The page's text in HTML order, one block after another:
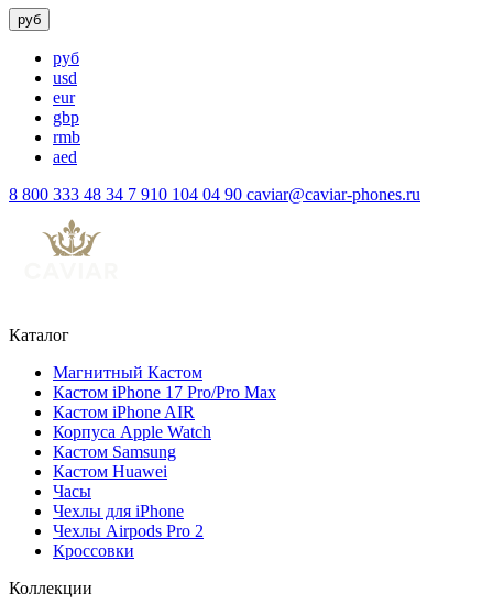
руб
руб
usd
eur
gbp
rmb
aed
8 800 333 48 34 7 910 104 04 90 caviar@caviar-phones.ru
Каталог
Магнитный Кастом
Кастом iPhone 17 Pro/Pro Max
Кастом iPhone AIR
Корпуса Apple Watch
Кастом Samsung
Кастом Huawei
Часы
Чехлы для iPhone
Чехлы Airpods Pro 2
Кроссовки
Коллекции